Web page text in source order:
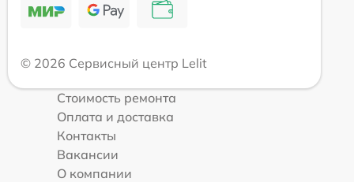
© 2026 Сервисный центр Lelit
Стоимость ремонта
Оплата и доставка
Контакты
Вакансии
О компании